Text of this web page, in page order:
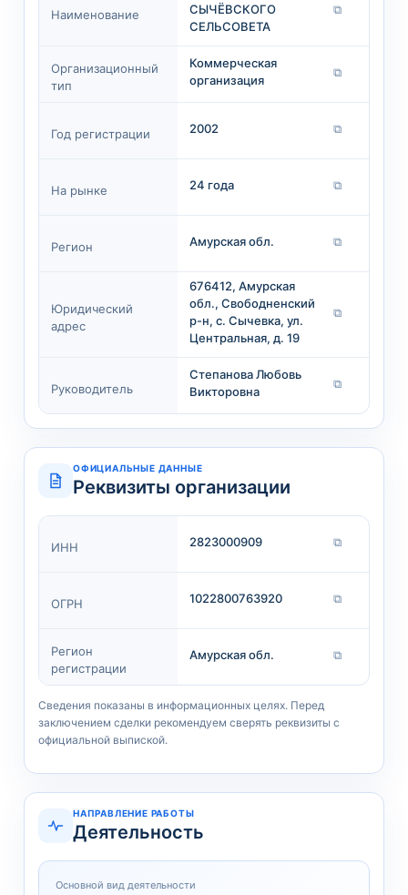
Наименование
СЫЧЁВСКОГО
СЕЛЬСОВЕТА
⧉
Организационный
тип
Коммерческая
организация
⧉
Год регистрации 2002 ⧉
На рынке 24 года ⧉
Регион Амурская обл. ⧉
Юридический
адрес
676412, Амурская
обл., Свободненский
р-н, с. Сычевка, ул.
Центральная, д. 19
⧉
Руководитель
Степанова Любовь
Викторовна
⧉
ОФИЦИАЛЬНЫЕ ДАННЫЕ
Реквизиты организации
ИНН 2823000909 ⧉
ОГРН 1022800763920 ⧉
Регион
регистрации
Амурская обл. ⧉
Сведения показаны в информационных целях. Перед
заключением сделки рекомендуем сверять реквизиты с
официальной выпиской.
НАПРАВЛЕНИЕ РАБОТЫ
Деятельность
Основной вид деятельности